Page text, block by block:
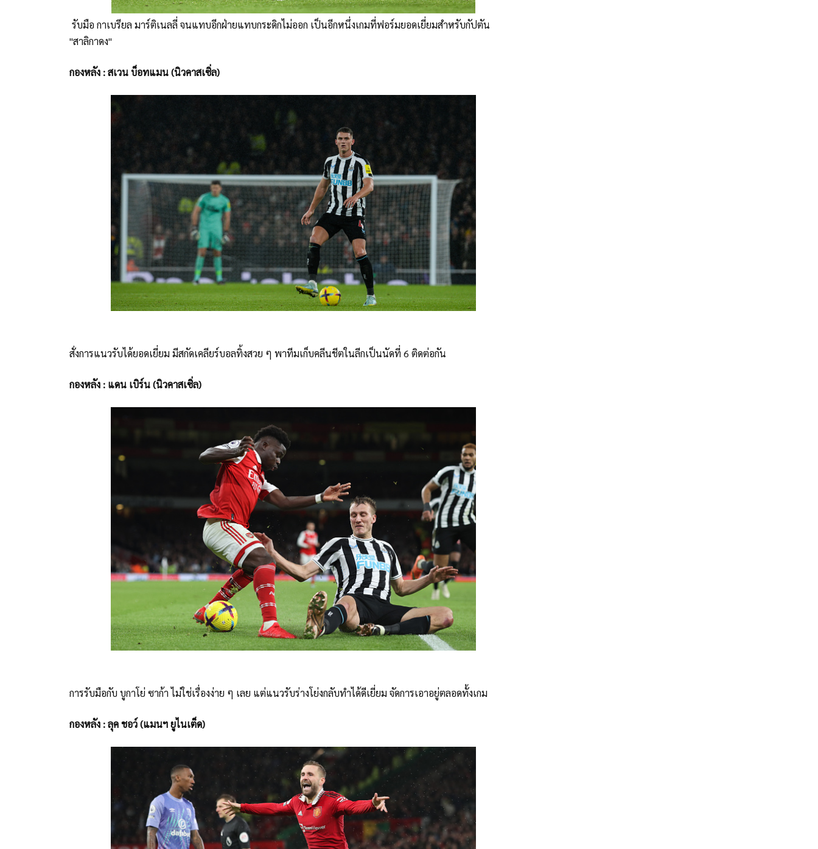
รับมือ กาเบรียล มาร์ติเนลลี่ จนแทบอีกฝ่ายแทบกระดิกไม่ออก เป็นอีกหนึ่งเกมที่ฟอร์มยอดเยี่ยมสำหรับกัปตัน
"สาลิกาดง"
กองหลัง : สเวน บ็อทแมน (นิวคาสเซิ่ล)
สั่งการแนวรับได้ยอดเยี่ยม มีสกัดเคลียร์บอลทิ้งสวย ๆ พาทีมเก็บคลีนชีตในลีกเป็นนัดที่ 6 ติดต่อกัน
กองหลัง : แดน เบิร์น (นิวคาสเซิ่ล)
การรับมือกับ บูกาโย่ ซาก้า ไม่ใช่เรื่องง่าย ๆ เลย แต่แนวรับร่างโย่งกลับทำได้ดีเยี่ยม จัดการเอาอยู่ตลอดทั้งเกม
กองหลัง : ลุค ชอว์ (แมนฯ ยูไนเต็ด)